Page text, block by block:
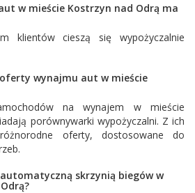
w mieście Kostrzyn nad Odrą ma
klientów cieszą się wypożyczalnie
wynajmu aut w mieście
na wynajem w mieście
porównywarki wypożyczalni. Z ich
oferty, dostosowane do
skrzynią biegów w